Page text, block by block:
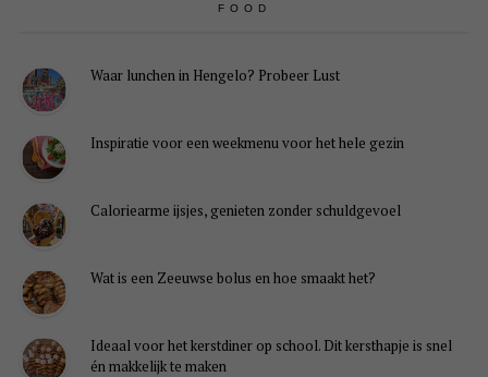
FOOD
Waar lunchen in Hengelo? Probeer Lust
Inspiratie voor een weekmenu voor het hele gezin
Caloriearme ijsjes, genieten zonder schuldgevoel
Wat is een Zeeuwse bolus en hoe smaakt het?
Ideaal voor het kerstdiner op school. Dit kersthapje is snel
én makkelijk te maken